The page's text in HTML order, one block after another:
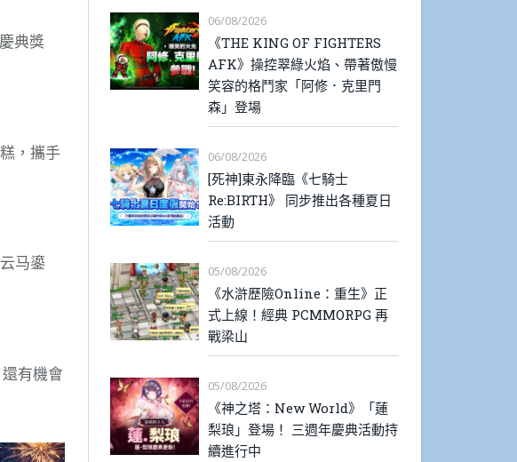
典獎
，攜手
马鎏
有機會
06/08/2026
《THE KING OF FIGHTERS
AFK》操控翠綠火焰、帶著傲慢
笑容的格鬥家「阿修．克里門
森」登場
06/08/2026
[死神]東永降臨《七騎士
Re:BIRTH》 同步推出各種夏日
活動
05/08/2026
《水滸歷險Online：重生》正
式上線！經典 PCMMORPG 再
戰梁山
05/08/2026
《神之塔：New World》「蓮
梨琅」登場！ 三週年慶典活動持
續進行中